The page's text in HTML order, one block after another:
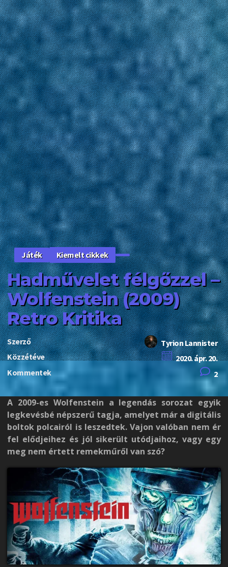
Játék Kiemelt cikkek
Hadművelet félgőzzel –
Wolfenstein (2009)
Retro Kritika
Szerző
Tyrion Lannister
Közzétéve
2020. ápr. 20.
Kommentek
2
A 2009-es Wolfenstein a legendás sorozat egyik
legkevésbé népszerű tagja, amelyet már a digitális
boltok polcairól is leszedtek. Vajon valóban nem ér
fel elődjeihez és jól sikerült utódjaihoz, vagy egy
meg nem értett remekműről van szó?